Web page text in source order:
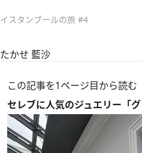
イスタンブールの旅 #4
たかせ 藍沙
この記事を1ページ目から読む
セレブに人気のジュエリー「